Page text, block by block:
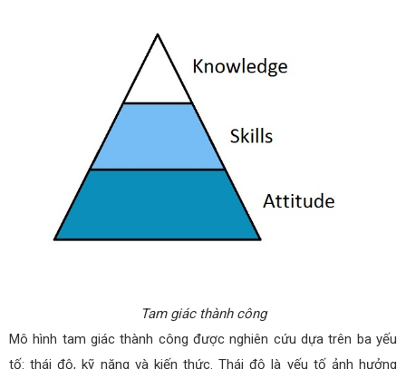
Tam giác thành công
Mô hình tam giác thành công được nghiên cứu dựa trên ba yếu
tố: thái độ, kỹ năng và kiến thức. Thái độ là yếu tố ảnh hưởng